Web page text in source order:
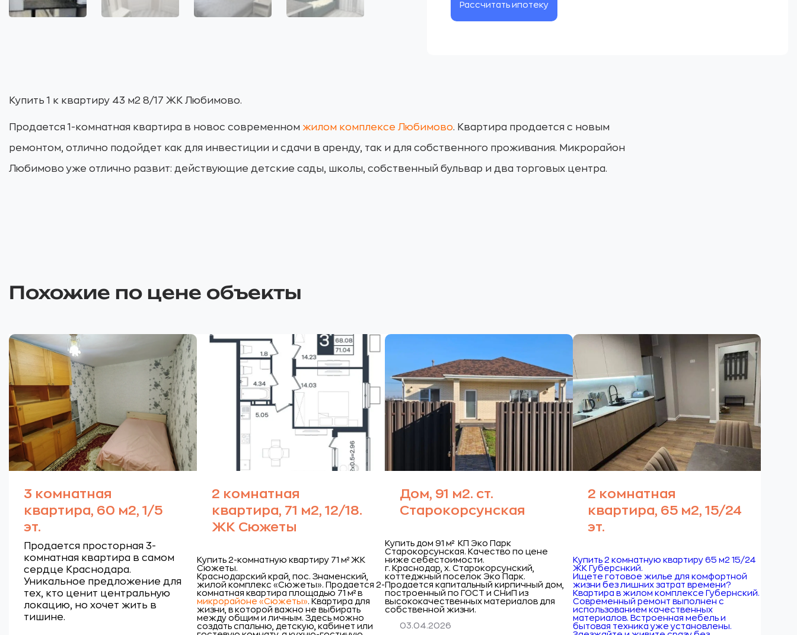
Рассчитать ипотеку
Купить 1 к квартиру 43 м2 8/17 ЖК Любимово.
Продается 1-комнатная квартира в новос современном жилом комплексе Любимово. Квартира продается с новым
ремонтом, отлично подойдет как для инвестиции и сдачи в аренду, так и для собственного проживания. Микрорайон
Любимово уже отлично развит: действующие детские сады, школы, собственный бульвар и два торговых центра.
Похожие по цене объекты
3 комнатная
квартира, 60 м2, 1/5
эт.
Продается просторная 3-
комнатная квартира в самом
сердце Краснодара.
Уникальное предложение для
тех, кто ценит центральную
локацию, но хочет жить в
тишине.
2 комнатная
квартира, 71 м2, 12/18.
ЖК Сюжеты
Купить 2-комнатную квартиру 71 м² ЖК
Сюжеты.
Краснодарский край, пос. Знаменский,
жилой комплекс «Сюжеты». Продается 2-
комнатная квартира площадью 71 м² в
микрорайоне «Сюжеты». Квартира для
жизни, в которой важно не выбирать
между общим и личным. Здесь можно
создать спальню, детскую, кабинет или
Дом, 91 м2. ст.
Старокорсунская
Купить дом 91 м² КП Эко Парк
Старокорсунская. Качество по цене
ниже себестоимости.
г. Краснодар, х. Старокорсунский,
коттеджный поселок Эко Парк.
Продается капитальный кирпичный дом,
построенный по ГОСТ и СНиП из
высококачественных материалов для
собственной жизни.
03.04.2026
2 комнатная
квартира, 65 м2, 15/24
эт.
Купить 2 комнатную квартиру 65 м2 15/24
ЖК Губерснкий.
Ищете готовое жилье для комфортной
жизни без лишних затрат времени?
Квартира в жилом комплексе Губернский.
Современный ремонт выполнен с
использованием качественных
материалов. Встроенная мебель и
бытовая техника уже установлены.